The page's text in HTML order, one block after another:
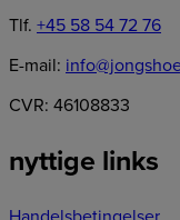
Tlf. +45 58 54 72 76
E-mail:
CVR: 46108833
nyttige links